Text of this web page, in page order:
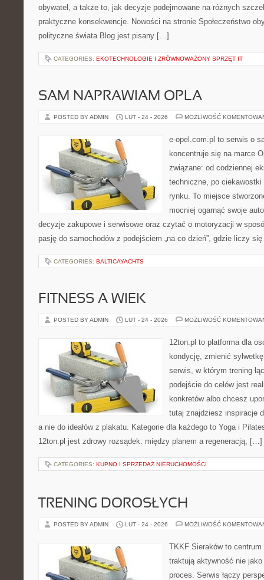
obywatel, a także to, jak decyzje podejmowane na różnych
praktyczne konsekwencje. Nowości na stronie Społeczeństwo
polityczne świata Blog jest pisany […]
CATEGORIES: EKOTECHNOLOGIE I ZRÓWNOWAŻONY SPRZĘT IT
SAM NAPRAWIAM OPLA
POSTED BY ADMIN LUT - 24 - 2026 MOŻLIWOŚĆ
e-opel.com.pl to serwis o
koncentruje się na marce
związane: od codziennej
techniczne, po
rynku. To miejsce
mocniej ogarnąć swoje
decyzje zakupowe i serwisowe oraz czytać o motoryzacji w
pasję do samochodów z podejściem „na co dzień”, gdzie liczy
CATEGORIES: BALTICAYACHTS
FITNESS A WIEK
POSTED BY ADMIN LUT - 24 - 2026 MOŻLIWOŚĆ
12ton.pl to platforma dla
kondycję, zmienić
serwis, w którym trening
podejście do celów jest
konkretów albo chcesz
tutaj znajdziesz inspiracje
a nie do ideałów z plakatu. Kategorie dla każdego to Yoga i
12ton.pl jest zdrowy rozsądek: między planem a regeneracją, […]
CATEGORIES: KUPNO I SPRZEDAŻ NIERUCHOMOŚCI
TRENING DOROSŁYCH
POSTED BY ADMIN LUT - 24 - 2026 MOŻLIWOŚĆ
TKKF Sieraków to
traktują aktywność nie
proces. Serwis łączy